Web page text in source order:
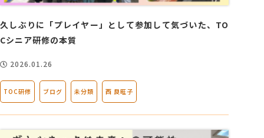
採用情報
久しぶりに「プレイヤー」として参加して気づいた、TO
Cシニア研修の本質
2026.01.26
TOC研修 ブログ 未分類 西 良旺子